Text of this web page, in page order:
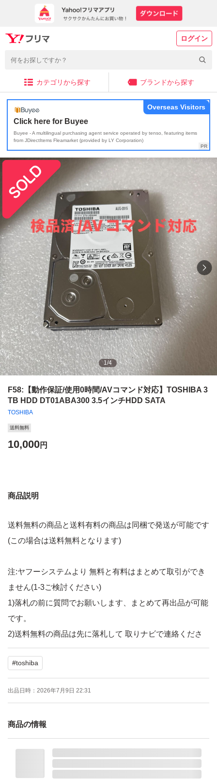
ログイン
カテゴリから探す ブランドから探す
Click here for Buyee
Buyee - A multilingual purchasing agent service operated by tenso, featuring items
from JDirectItems Fleamarket (provided by LY Corporation)
Overseas Visitors
1/4
F58:【動作保証/使用0時間/AVコマンド対応】TOSHIBA 3
TB HDD DT01ABA300 3.5インチHDD SATA
TOSHIBA
送料無料
10,000円
商品説明
送料無料の商品と送料有料の商品は同梱で発送が可能です
(この場合は送料無料となります)
注:ヤフーシステムより 無料と有料はまとめて取引ができ
ません(1-3ご検討ください)
1)落札の前に質問でお願いします、まとめて再出品が可能
です。
2)送料無料の商品は先に落札して 取りナビで連絡くださ
い 有料の商品は無料に変更して再出品が可能です。(同梱
発送)
3)送料無料の商品と有料の商品、別々落札するの場合 ま
とめて発送で送料返金が可能です。
発送について 【入金を確認したら 2日以内 発送となりま
承ください】
#toshiba
出品日時： 2026年7月9日 22:31
商品の情報